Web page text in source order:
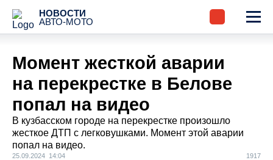
НОВОСТИ
АВТО-МОТО
Момент жесткой аварии
на перекрестке в Белове
попал на видео
В кузбасском городе на перекрестке произошло
жесткое ДТП с легковушками. Момент этой аварии
попал на видео.
25.09.2024 14:04
1917